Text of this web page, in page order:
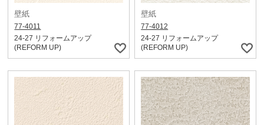
壁紙
77-4011
24-27 リフォームアップ
(REFORM UP)
壁紙
77-4012
24-27 リフォームアップ
(REFORM UP)